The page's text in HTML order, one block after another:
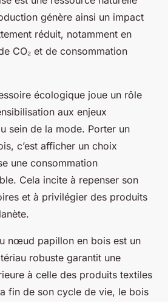
génère ainsi un impact
réduit, notamment en
CO₂ et de consommation
écologique joue un rôle
aux enjeux
sein de la mode. Porter un
c’est afficher un choix
une consommation
Cela incite à repenser son
et à privilégier des produits
nœud papillon en bois est un
robuste garantit une
à celle des produits textiles
fin de son cycle de vie, le bois